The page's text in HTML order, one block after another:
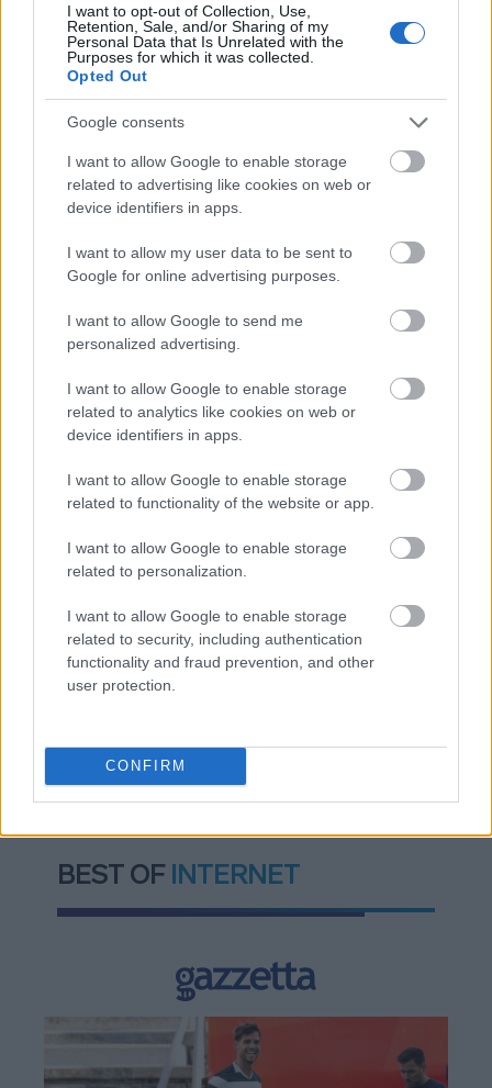
I want to opt-out of Collection, Use,
Retention, Sale, and/or Sharing of my
Personal Data that Is Unrelated with the
Purposes for which it was collected.
Opted Out
Google consents
I want to allow Google to enable storage
related to advertising like cookies on web or
device identifiers in apps.
I want to allow my user data to be sent to
Google for online advertising purposes.
I want to allow Google to send me
personalized advertising.
I want to allow Google to enable storage
related to analytics like cookies on web or
device identifiers in apps.
I want to allow Google to enable storage
related to functionality of the website or app.
I want to allow Google to enable storage
related to personalization.
I want to allow Google to enable storage
related to security, including authentication
functionality and fraud prevention, and other
user protection.
CONFIRM
Διαβάζονται αυτή τη στιγμή
Πυρόπληκτοι: Ποιοι δικαιούνται έως 6.000 ευρώ,
επιδότηση ενοικίου και στεγαστική συνδρομή
Τρίτη χρονιά με διεθνές ρεκόρ εσόδων για τη
Πώς μπορείτε να βγείτε νωρίτερα στη σύνταξη
- Οι 3 κινήσεις που πρέπει να γίνουν εγκαίρως
Άδωνις Γεωργιάδης
BEST OF INTERNET